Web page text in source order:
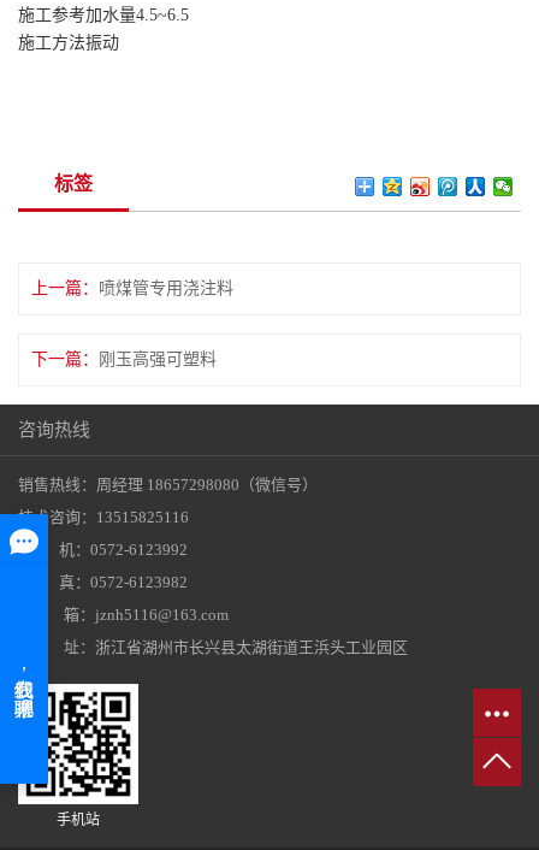
施工参考加水量4.5~6.5
施工方法振动
标签
上一篇： 喷煤管专用浇注料
下一篇： 刚玉高强可塑料
咨询热线
销售热线：周经理 18657298080（微信号）
技术咨询：13515825116
座 机：0572-6123992
传 真：0572-6123982
邮 箱：jznh5116@163.com
地 址：浙江省湖州市长兴县太湖街道王浜头工业园区
手机站